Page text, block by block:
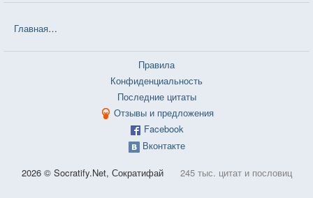
Главная
Правила
Конфиденциальность
Последние цитаты
Отзывы и предложения
Facebook
Вконтакте
2026 © Socratify.Net, Сократифай 245 тыс. цитат и пословиц